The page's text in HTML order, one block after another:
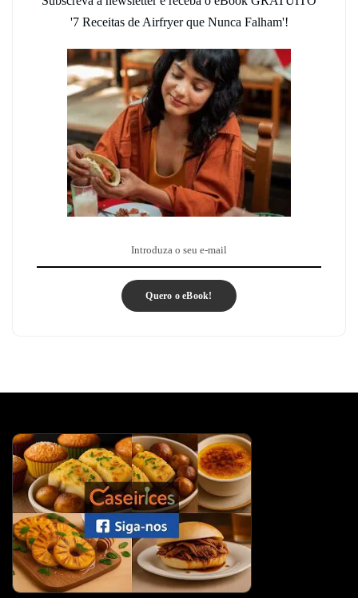
'7 Receitas de Airfryer que Nunca Falham'!
Quero o eBook!